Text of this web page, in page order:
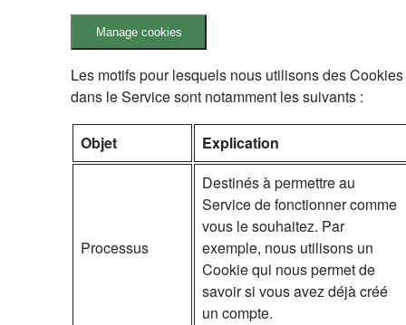
Manage cookies
Les motifs pour lesquels nous utilisons des Cookies
dans le Service sont notamment les suivants :
Objet Explication
Processus
Destinés à permettre au
Service de fonctionner comme
vous le souhaitez. Par
exemple, nous utilisons un
Cookie qui nous permet de
savoir si vous avez déjà créé
un compte.